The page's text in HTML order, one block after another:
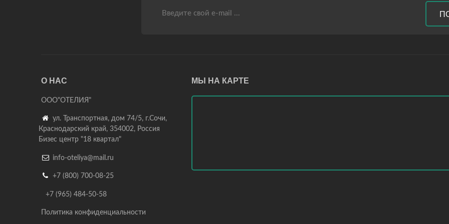
О НАС
ООО"ОТЕЛИЯ"
 ул. Транспортная, дом 74/5, г.Сочи,
Краснодарский край, 354002, Россия
Бизес центр "18 квартал"
 info-oteliya@mail.ru
 +7 (800) 700-08-25
+7 (965) 484-50-58
Политика конфиденциальности
МЫ НА КАРТЕ